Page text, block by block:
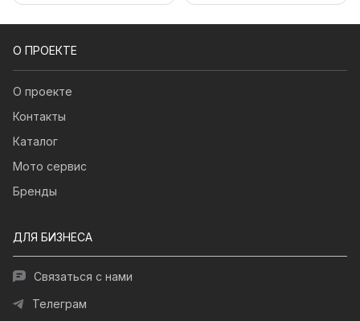
О ПРОЕКТЕ
О проекте
Контакты
Каталог
Мото сервис
Бренды
ДЛЯ БИЗНЕСА
Связаться с нами
Телеграм